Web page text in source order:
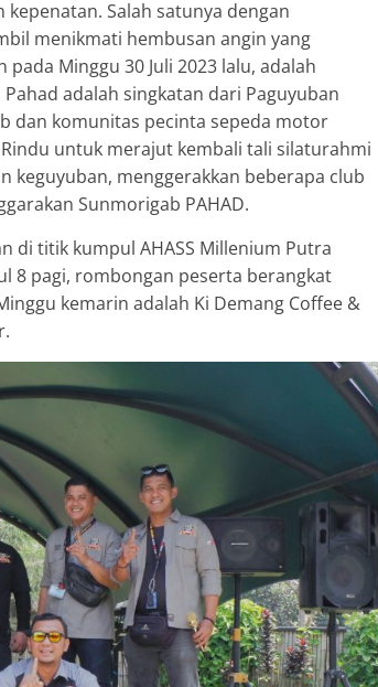
Salah satunya dengan
menikmati hembusan angin yang
Minggu 30 Juli 2023 lalu, adalah
adalah singkatan dari Paguyuban
dan komunitas pecinta sepeda motor
untuk merajut kembali tali silaturahmi
keguyuban, menggerakkan beberapa club
Sunmorigab PAHAD.
di titik kumpul AHASS Millenium Putra
8 pagi, rombongan peserta berangkat
kemarin adalah Ki Demang Coffee &